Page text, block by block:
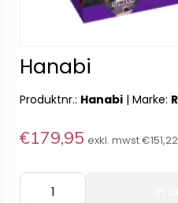
Hanabi
Produktnr.: Hanabi | Marke:
€179,95 exkl. mwst€151,22